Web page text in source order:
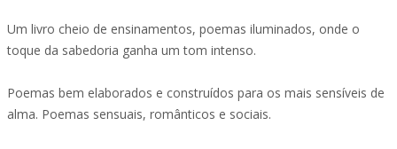
Um livro cheio de ensinamentos, poemas iluminados, onde o
toque da sabedoria ganha um tom intenso.
Poemas bem elaborados e construídos para os mais sensíveis de
alma. Poemas sensuais, românticos e sociais.